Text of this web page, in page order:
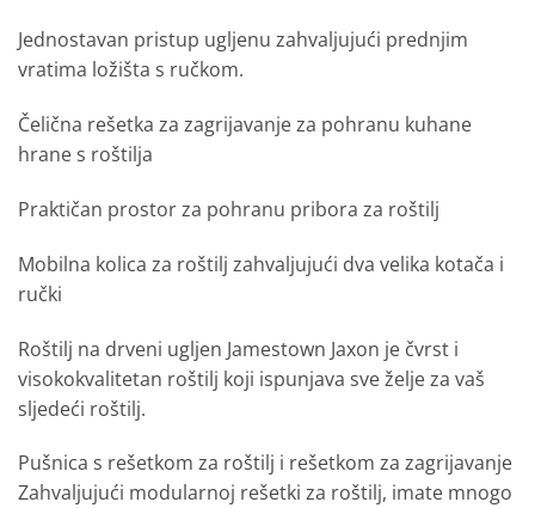
Jednostavan pristup ugljenu zahvaljujući prednjim
vratima ložišta s ručkom.
Čelična rešetka za zagrijavanje za pohranu kuhane
hrane s roštilja
Praktičan prostor za pohranu pribora za roštilj
Mobilna kolica za roštilj zahvaljujući dva velika kotača i
ručki
Roštilj na drveni ugljen Jamestown Jaxon je čvrst i
visokokvalitetan roštilj koji ispunjava sve želje za vaš
sljedeći roštilj.
Pušnica s rešetkom za roštilj i rešetkom za zagrijavanje
Zahvaljujući modularnoj rešetki za roštilj, imate mnogo